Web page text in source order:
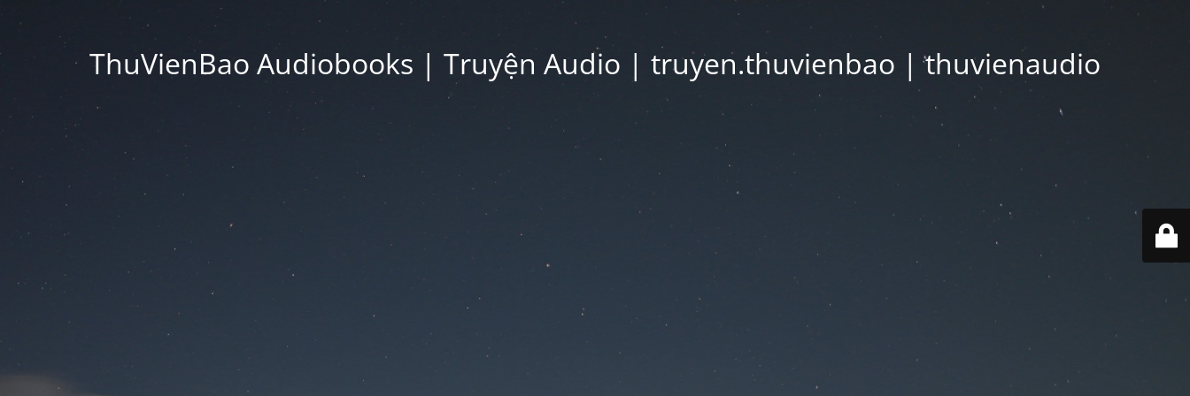
ThuVienBao Audiobooks | Truyện Audio | truyen.thuvienbao | thuvienaudio